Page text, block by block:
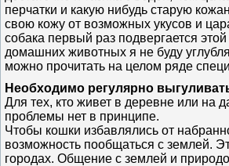
перчатки и какую нибудь старую
свою кожу от возможных укусов и
собака первый раз подвергается
домашних животных я не буду
можно прочитать на целом ряде
Необходимо регулярно
Для тех, кто живет в деревне или на
проблемы нет в принципе.
Чтобы кошки избавлялись от
возможность пообщаться с землей.
городах. Общение с землей и